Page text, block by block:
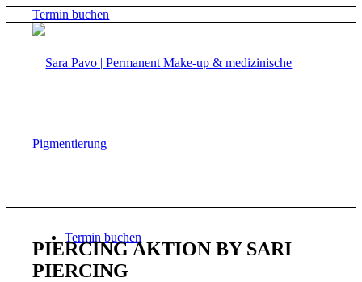
Termin buchen
Termin buchen
PIERCING AKTION BY SARI
PIERCING